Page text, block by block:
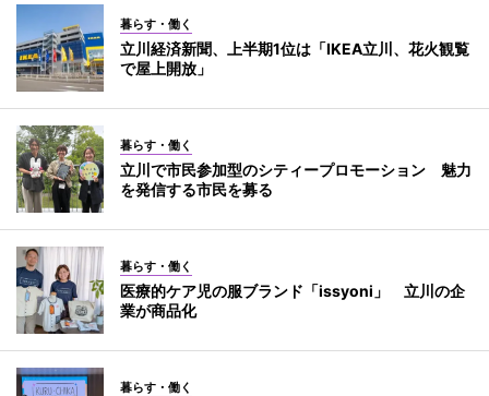
暮らす・働く
立川経済新聞、上半期1位は「IKEA立川、花火観覧
で屋上開放」
暮らす・働く
立川で市民参加型のシティープロモーション 魅力
を発信する市民を募る
暮らす・働く
医療的ケア児の服ブランド「issyoni」 立川の企
業が商品化
暮らす・働く